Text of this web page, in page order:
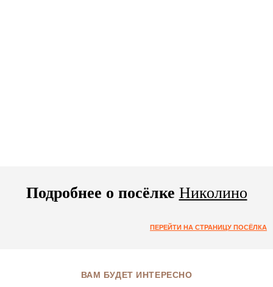
Подробнее о посёлке Николино
ПЕРЕЙТИ НА СТРАНИЦУ ПОСЁЛКА
ВАМ БУДЕТ ИНТЕРЕСНО